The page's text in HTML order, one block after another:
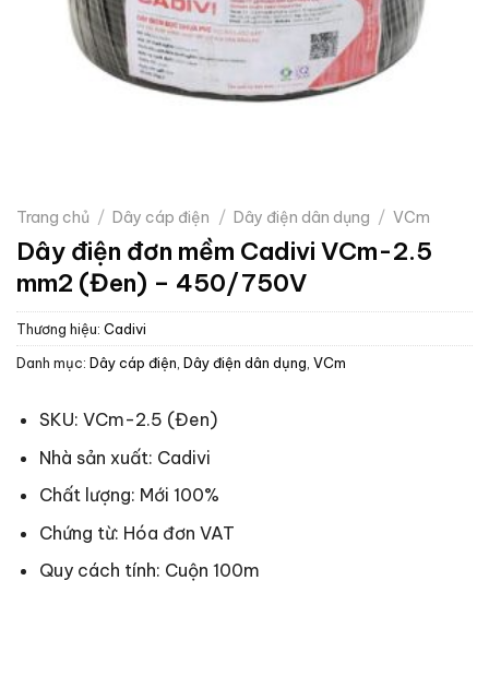
Trang chủ / Dây cáp điện / Dây điện dân dụng / VCm
Dây điện đơn mềm Cadivi VCm-2.5
mm2 (Đen) – 450/750V
Thương hiệu: Cadivi
Danh mục: Dây cáp điện Dây điện dân dụng VCm
SKU: VCm-2.5 (Đen)
Nhà sản xuất: Cadivi
Chất lượng: Mới 100%
Chứng từ: Hóa đơn VAT
Quy cách tính: Cuộn 100m